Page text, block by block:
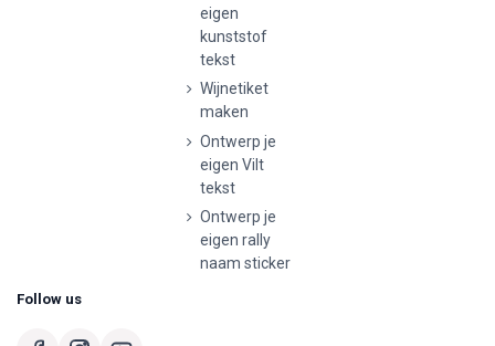
eigen
kunststof
tekst
Wijnetiket
maken
Ontwerp je
eigen Vilt
tekst
Ontwerp je
eigen rally
naam sticker
Follow us